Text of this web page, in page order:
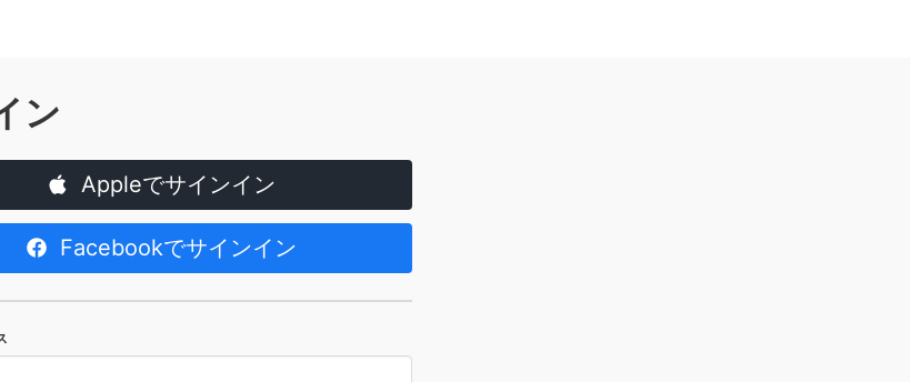
ン
Appleでサインイン
Facebookでサインイン